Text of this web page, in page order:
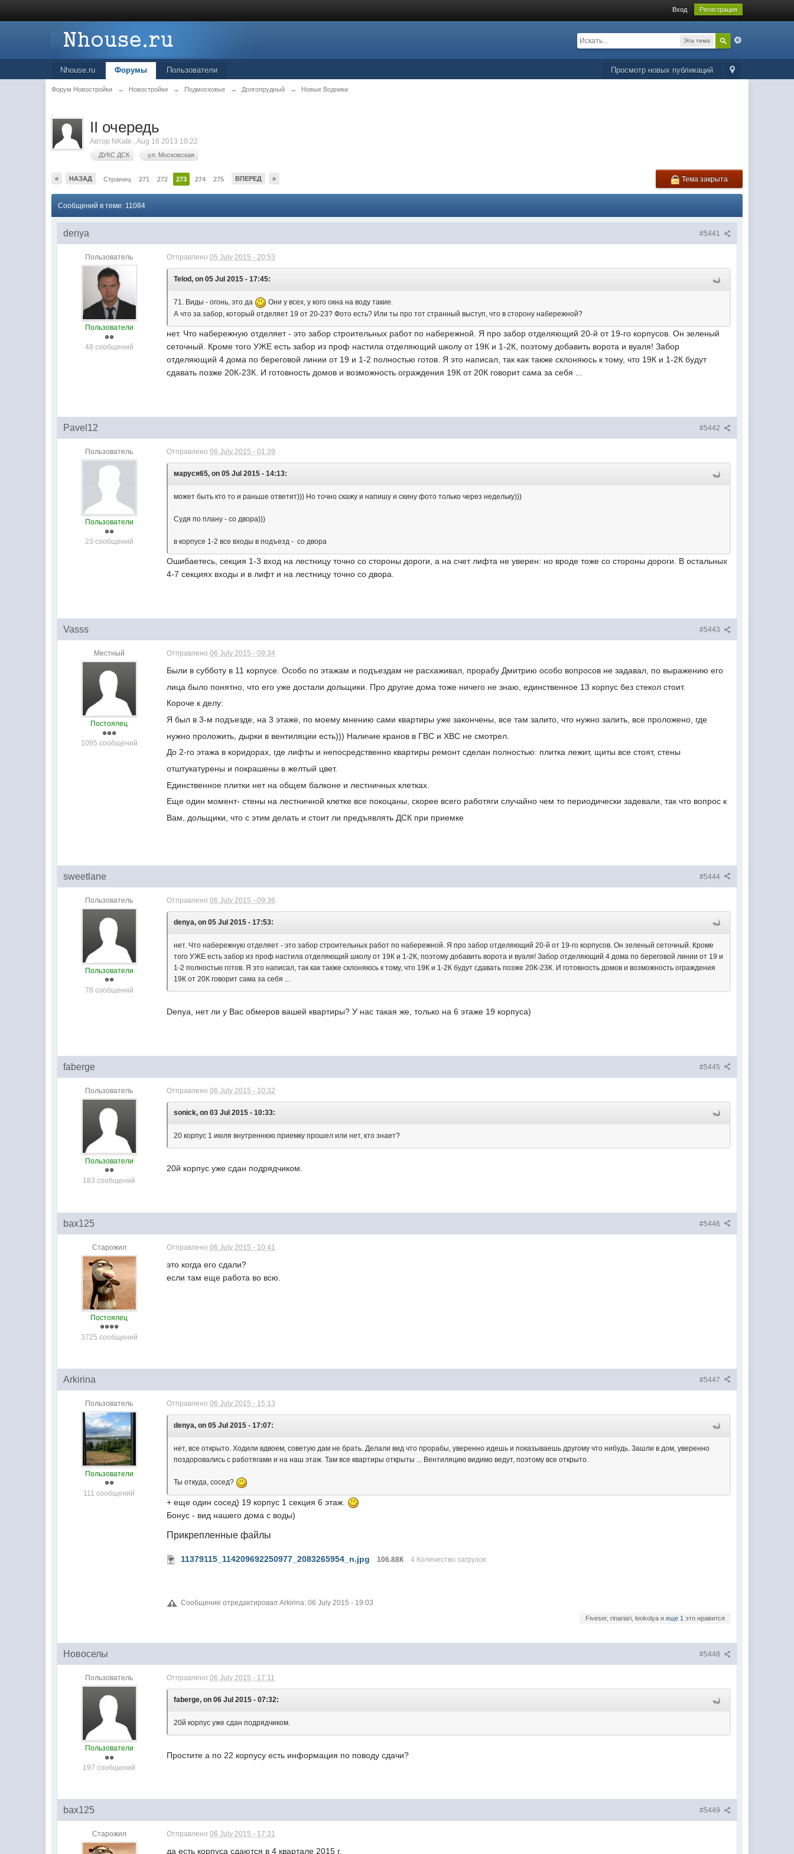
Вход Регистрация
Эта тема
Просмотр новых публикаций
Nhouse.ru Форумы Пользователи
Форум Новостройки → Новостройки → Подмосковье → Долгопрудный → Новые Водники
.
II очередь
Автор NKate ,Aug 16 2013 10:22
ДУКС ДСК ул. Московская
« НАЗАД Страниц 271 272 273 274 275 ВПЕРЕД » Тема закрыта
Сообщений в теме: 11084
#5441
denya
Пользователь
Пользователи
48 сообщений
Отправлено05 July 2015 - 20:53
Telod, on 05 Jul 2015 - 17:45:
71. Виды - огонь, это да
Они у всех, у кого окна на воду такие.
А что за забор, который отделяет 19 от 20-23? Фото есть? Или ты про тот странный выступ, что в сторону набережной?
нет. Что набережную отделяет - это забор строительных работ по набережной. Я про забор отделяющий 20-й от 19-го корпусов. Он зеленый
сеточный. Кроме того УЖЕ есть забор из проф настила отделяющий школу от 19К и 1-2К, поэтому добавить ворота и вуаля! Забор
отделяющий 4 дома по береговой линии от 19 и 1-2 полностью готов. Я это написал, так как также склоняюсь к тому, что 19К и 1-2К будут
сдавать позже 20К-23К. И готовность домов и возможность ограждения 19К от 20К говорит сама за себя ...
#5442
Pavel12
Пользователь
Пользователи
23 сообщений
Отправлено06 July 2015 - 01:39
маруся65, on 05 Jul 2015 - 14:13:
может быть кто то и раньше ответит))) Но точно скажу и напишу и скину фото только через недельку)))
Судя по плану - со двора)))
в корпусе 1-2 все входы в подъезд - со двора
Ошибаетесь, секция 1-3 вход на лестницу точно со стороны дороги, а на счет лифта не уверен: но вроде тоже со стороны дороги. В остальных
4-7 секциях входы и в лифт и на лестницу точно со двора.
#5443
Vasss
Местный
Постоялец
1095 сообщений
Отправлено06 July 2015 - 09:34
Были в субботу в 11 корпусе. Особо по этажам и подъездам не расхаживал, прорабу Дмитрию особо вопросов не задавал, по выражению его
лица было понятно, что его уже достали дольщики. Про другие дома тоже ничего не знаю, единственное 13 корпус без стекол стоит.
Короче к делу:
Я был в 3-м подъезде, на 3 этаже, по моему мнению сами квартиры уже закончены, все там залито, что нужно залить, все проложено, где
нужно проложить, дырки в вентиляции есть))) Наличие кранов в ГВС и ХВС не смотрел.
До 2-го этажа в коридорах, где лифты и непосредственно квартиры ремонт сделан полностью: плитка лежит, щиты все стоят, стены
отштукатурены и покрашены в желтый цвет.
Единственное плитки нет на общем балконе и лестничных клетках.
Еще один момент- стены на лестничной клетке все покоцаны, скорее всего работяги случайно чем то периодически задевали, так что вопрос к
Вам, дольщики, что с этим делать и стоит ли предъявлять ДСК при приемке
#5444
sweetlane
Пользователь
Пользователи
78 сообщений
Отправлено06 July 2015 - 09:36
denya, on 05 Jul 2015 - 17:53:
нет. Что набережную отделяет - это забор строительных работ по набережной. Я про забор отделяющий 20-й от 19-го корпусов. Он зеленый сеточный. Кроме
того УЖЕ есть забор из проф настила отделяющий школу от 19К и 1-2К, поэтому добавить ворота и вуаля! Забор отделяющий 4 дома по береговой линии от 19 и
1-2 полностью готов. Я это написал, так как также склоняюсь к тому, что 19К и 1-2К будут сдавать позже 20К-23К. И готовность домов и возможность ограждения
19К от 20К говорит сама за себя ...
Denya, нет ли у Вас обмеров вашей квартиры? У нас такая же, только на 6 этаже 19 корпуса)
#5445
faberge
Пользователь
Пользователи
183 сообщений
Отправлено06 July 2015 - 10:32
sonick, on 03 Jul 2015 - 10:33:
20 корпус 1 июля внутреннюю приемку прошел или нет, кто знает?
20й корпус уже сдан подрядчиком.
#5446
bax125
Старожил
Постоялец
3725 сообщений
Отправлено06 July 2015 - 10:41
это когда его сдали?
если там еще работа во всю.
#5447
Arkirina
Пользователь
Пользователи
111 сообщений
Отправлено06 July 2015 - 15:13
denya, on 05 Jul 2015 - 17:07:
нет, все открыто. Ходили вдвоем, советую дам не брать. Делали вид что прорабы, уверенно идешь и показываешь другому что нибудь. Зашли в дом, уверенно
поздоровались с работягами и на наш этаж. Там все квартиры открыты ... Вентиляцию видимо ведут, поэтому все открыто.
Ты откуда, сосед?
+ еще один сосед) 19 корпус 1 секция 6 этаж.
Бонус - вид нашего дома с воды)
Прикрепленные файлы
11379115_114209692250977_2083265954_n.jpg 106.88К 4 Количество загрузок:
Сообщение отредактировал Arkirina: 06 July 2015 - 19:03
Fiveser, rinariari, lookolya и еще 1 это нравится
#5448
Новоселы
Пользователь
Пользователи
197 сообщений
Отправлено06 July 2015 - 17:11
faberge, on 06 Jul 2015 - 07:32:
20й корпус уже сдан подрядчиком.
Простите а по 22 корпусу есть информация по поводу сдачи?
#5449
bax125
Старожил Отправлено06 July 2015 - 17:31
да есть корпуса сдаются в 4 квартале 2015 г.